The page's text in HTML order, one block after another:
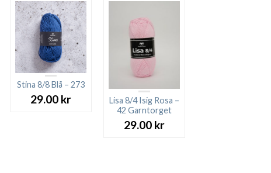
Stina 8/8 Blå – 273
29.00 kr
Lisa 8/4 Isig Rosa –
42 Garntorget
29.00 kr